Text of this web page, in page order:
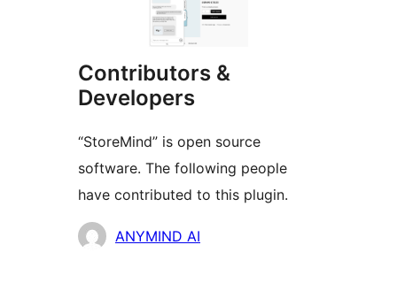
Contributors &
Developers
“StoreMind” is open source
software. The following people
have contributed to this plugin.
Contributors
ANYMIND AI